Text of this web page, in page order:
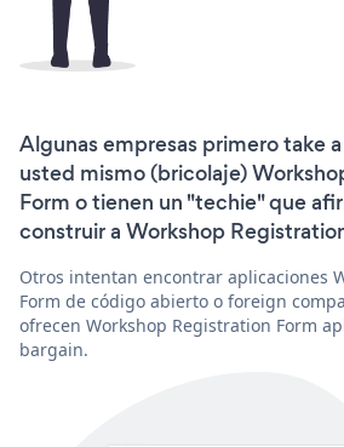
Algunas empresas primero take
usted mismo (bricolaje)
Form o tienen un "techie" que
construir a Workshop
Otros intentan encontrar aplicaciones
Form de código abierto o foreign
ofrecen Workshop Registration Form
bargain.